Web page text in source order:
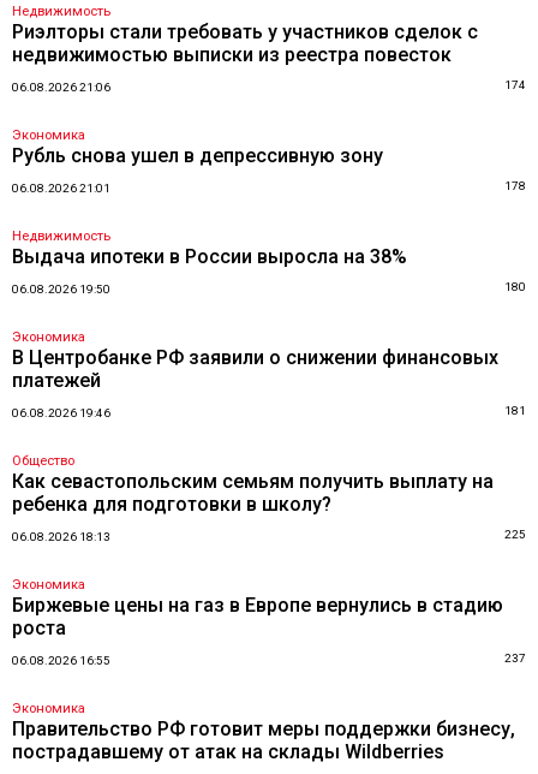
Недвижимость
Риэлторы стали требовать у участников сделок с
недвижимостью выписки из реестра повесток
06.08.2026 21:06 174
Экономика
Рубль снова ушел в депрессивную зону
06.08.2026 21:01 178
Недвижимость
Выдача ипотеки в России выросла на 38%
06.08.2026 19:50 180
Экономика
В Центробанке РФ заявили о снижении финансовых
платежей
06.08.2026 19:46 181
Общество
Как севастопольским семьям получить выплату на
ребенка для подготовки в школу?
06.08.2026 18:13 225
Экономика
Биржевые цены на газ в Европе вернулись в стадию
роста
06.08.2026 16:55 237
Экономика
Правительство РФ готовит меры поддержки бизнесу,
пострадавшему от атак на склады Wildberries